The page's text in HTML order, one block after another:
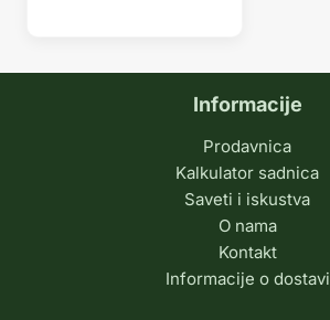
Informacije
Prodavnica
Kalkulator sadnica
Saveti i iskustva
O nama
Kontakt
Informacije o dostavi